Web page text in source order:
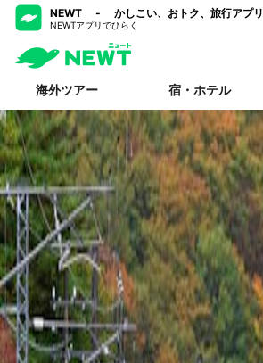
NEWT - かしこい、おトク、旅行アプリ
NEWTアプリでひらく
海外ツアー 宿・ホテル